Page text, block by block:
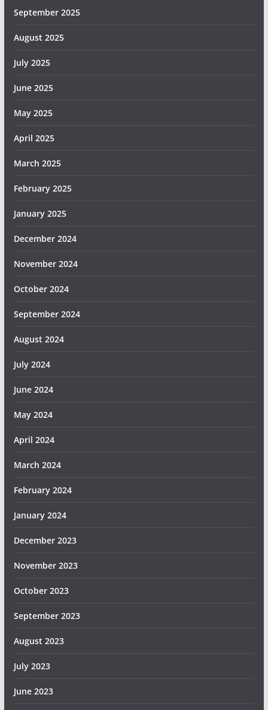
September 2025
August 2025
July 2025
June 2025
May 2025
April 2025
March 2025
February 2025
January 2025
December 2024
November 2024
October 2024
September 2024
August 2024
July 2024
June 2024
May 2024
April 2024
March 2024
February 2024
January 2024
December 2023
November 2023
October 2023
September 2023
August 2023
July 2023
June 2023